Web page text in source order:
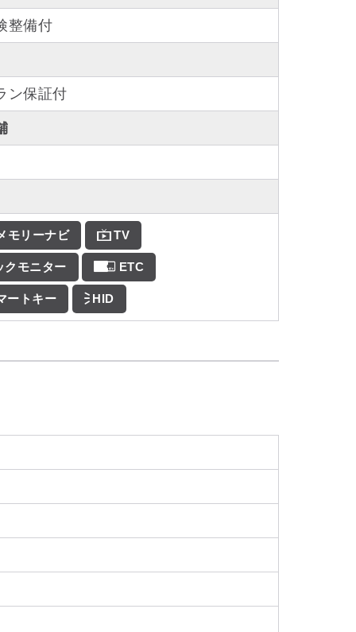
整備付
ン保証付
モリーナビ TV
クモニター ETC
ートキー HID